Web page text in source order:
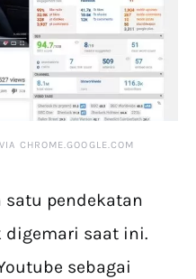
CHROME.GOOGLE.COM
satu pendekatan
digemari saat ini.
sebagai